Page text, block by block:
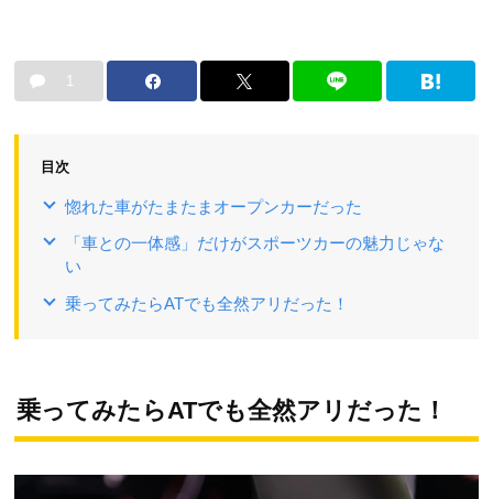
1
目次
惚れた車がたまたまオープンカーだった
「車との一体感」だけがスポーツカーの魅力じゃな
い
乗ってみたらATでも全然アリだった！
乗ってみたらATでも全然アリだった！